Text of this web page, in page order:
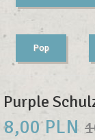
Pop
Purple
8,00 PLN